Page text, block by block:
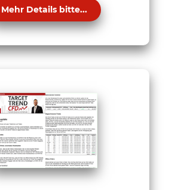
Mehr Details bitte...